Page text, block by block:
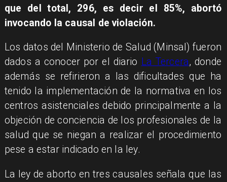
que del total, 296, es decir el 85%, abortó
invocando la causal de violación.
Los datos del Ministerio de Salud (Minsal) fueron
dados a conocer por el diario La Tercera, donde
además se refirieron a las dificultades que ha
tenido la implementación de la normativa en los
centros asistenciales debido principalmente a la
objeción de conciencia de los profesionales de la
salud que se niegan a realizar el procedimiento
pese a estar indicado en la ley.
La ley de aborto en tres causales señala que las